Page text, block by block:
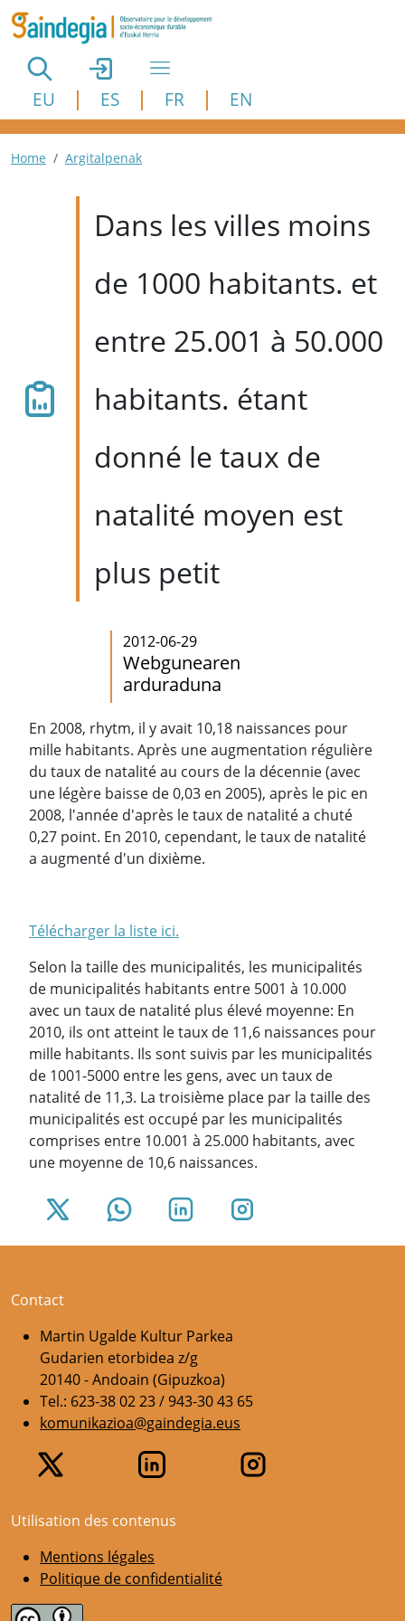
Aller au contenu principal
EU ES FR EN
Fil d'Ariane
Home Argitalpenak
Dans les villes moins
de 1000 habitants. et
entre 25.001 à 50.000
habitants. étant
donné le taux de
natalité moyen est
plus petit
2012-06-29
Webgunearen
arduraduna
En 2008, rhytm, il y avait 10,18 naissances pour
mille habitants. Après une augmentation régulière
du taux de natalité au cours de la décennie (avec
une légère baisse de 0,03 en 2005), après le pic en
2008, l'année d'après le taux de natalité a chuté
0,27 point. En 2010, cependant, le taux de natalité
a augmenté d'un dixième.
Télécharger la liste ici.
Selon la taille des municipalités, les municipalités
de municipalités habitants entre 5001 à 10.000
avec un taux de natalité plus élevé moyenne: En
2010, ils ont atteint le taux de 11,6 naissances pour
mille habitants. Ils sont suivis par les municipalités
de 1001-5000 entre les gens, avec un taux de
natalité de 11,3. La troisième place par la taille des
municipalités est occupé par les municipalités
comprises entre 10.001 à 25.000 habitants, avec
une moyenne de 10,6 naissances.
Contact
Martin Ugalde Kultur Parkea
Gudarien etorbidea z/g
20140 - Andoain (Gipuzkoa)
Tel.: 623-38 02 23 / 943-30 43 65
komunikazioa@gaindegia.eus
Utilisation des contenus
Mentions légales
Politique de confidentialité